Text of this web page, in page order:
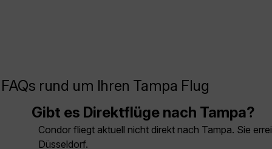
FAQs rund um Ihren Tampa Flug
Gibt es Direktflüge nach Tampa?
Condor fliegt aktuell nicht direkt nach Tampa. Sie
Düsseldorf.